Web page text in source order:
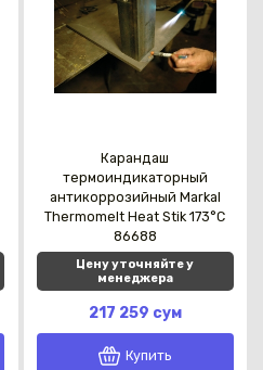
Карандаш
термоиндикаторный
антикоррозийный Markal
Thermomelt Heat Stik 173°C
86688
Цену уточняйте у
менеджера
217 259 сум
Купить